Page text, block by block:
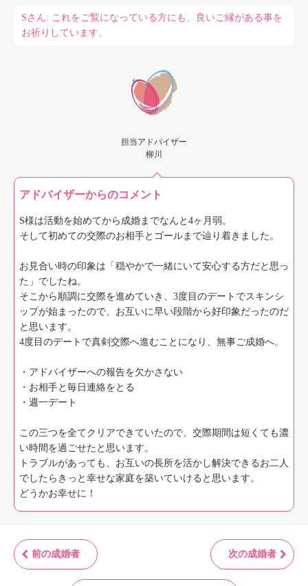
Sさん: これをご覧になっている方にも、良いご縁がある事を
お祈りしています。
担当アドバイザー
柳川
アドバイザーからのコメント
S様は活動を始めてから成婚までなんと4ヶ月弱。
そして初めての交際のお相手とゴールまで辿り着きました。
お見合い時の印象は「穏やかで一緒にいて安心する方だと思っ
た」でしたね。
そこから順調に交際を進めていき、3度目のデートでスキンシ
ップが始まったので、お互いに早い段階から好印象だったのだ
と思います。
4度目のデートで真剣交際へ進むことになり、無事ご成婚へ。
・アドバイザーへの報告を欠かさない
・お相手と毎日連絡をとる
・週一デート
この三つを全てクリアできていたので、交際期間は短くても濃
い時間を過ごせたと思います。
トラブルがあっても、お互いの長所を活かし解決できるお二人
でしたらきっと幸せな家庭を築いていけると思います。
どうかお幸せに！
前の成婚者 次の成婚者